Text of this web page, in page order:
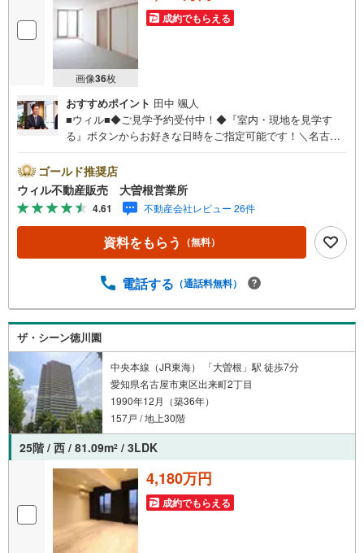
○お子様が遊べるキッズスペースあり○定休日ございません
画像36枚
成約でもらえる
おすすめポイント 田中 颯人
■ウィル■◆ご見学予約受付中！◆『室内・現地を見学す
る』ボタンからお好きな日時をご指定可能です！＼名古屋
名古屋市北区、守山区の直接のご売却依頼を数多くいただ
いている不動産仲介会社です。ネット上で分かる立地環境
はもちろん、過去にお任せいただいたお客様に現地の生の
声をもとに住戸環境を提案致します。＼平日のお住まい探
しの方へ/弊社では平日にご内覧・契約など平日にお住まい
探しをされるお客様にサービスをご用意しています。＼お
います。事前にご予約頂きましたら営業時間外でのご内覧
る方へ/不動産業者間で不動産情報が共有されているので、
名古屋市全域や、その他隣接エリアでもご内覧が可能で
す！ 【大曽根営業所】○地下鉄名城線、JR中央線「大曽
根」駅徒歩1分○お子様が遊べるキッズスペースあり○定休
日ございません
ゴールド推奨店
ウィル不動産販売 大曽根営業所
4.61 不動産会社レビュー 26件
資料をもらう （無料）
電話する （通話料無料）
ザ・シーン徳川園
中央本線（JR東海） 「大曽根」駅 徒歩7分
愛知県名古屋市東区出来町2丁目
1990年12月（築36年）
157戸 / 地上30階
25階 / 西 / 81.09m2 / 3LDK
4,180万円
成約でもらえる